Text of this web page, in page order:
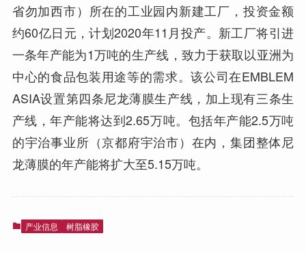
省勿加西市）所在的工业园内新建工厂，投资金额
约60亿日元，计划2020年11月投产。新工厂将引进
一条年产能为1万吨的生产线，致力于获取以亚洲为
中心的食品包装用途等的需求。该公司在EMBLEM
ASIA设置第四条尼龙薄膜生产线，加上现有三条生
产线，年产能将达到2.65万吨。包括年产能2.5万吨
的宇治事业所（京都府宇治市）在内，集团整体尼
龙薄膜的年产能将扩大至5.15万吨。
产业信息 树脂橡胶